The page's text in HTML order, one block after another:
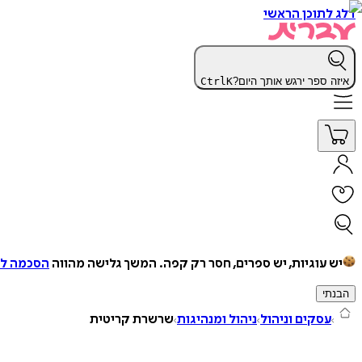
דלג לתוכן הראשי
איזה ספר ירגש אותך היום? CtrlK
יש עוגיות, יש ספרים, חסר רק קפה. המשך גלישה מהווה הסכמה
הבנתי
עסקים וניהול ניהול ומנהיגות שרשרת קריטית